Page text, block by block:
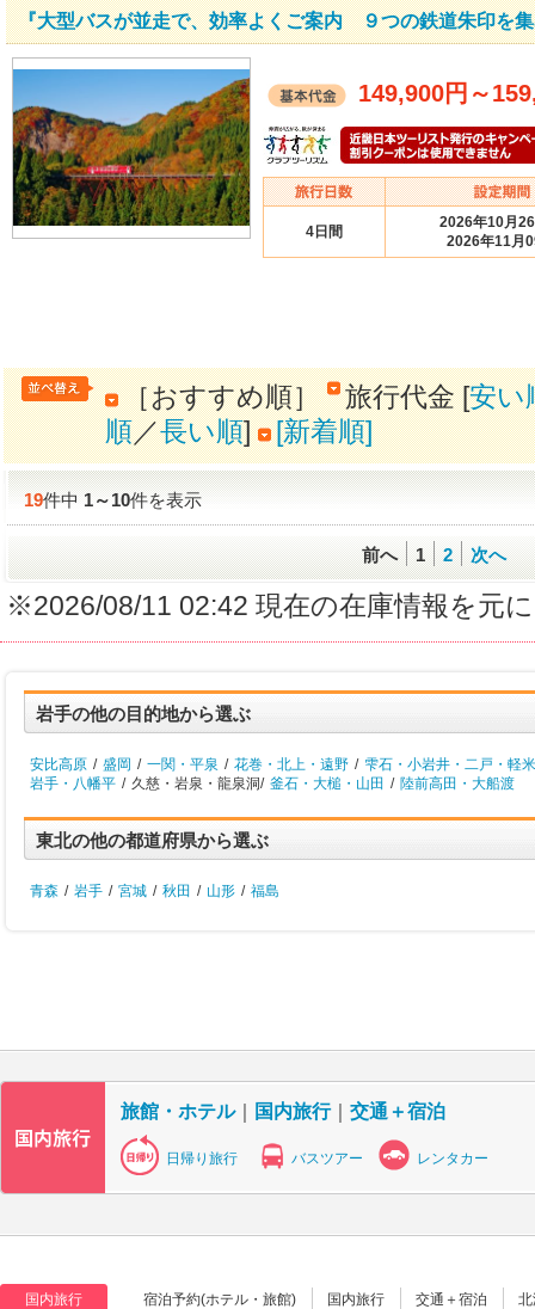
『大型バスが並走で、効率よくご案内 ９つの鉄道朱印を
149,900円 ～
4日間
2026年10月
2026年11月
［おすすめ順］ 旅行代金 [安い
順／長い順] [新着順]
19件中1～10件を表示
前へ 1 2 次へ
※2026/08/11 02:42 現在の在庫情報を元
岩手の他の目的地から選ぶ
安比高原 / 盛岡 / 一関・平泉 / 花巻・北上・遠野 / 雫石・小岩井・二戸・軽米
岩手・八幡平 / 久慈・岩泉・龍泉洞/ 釜石・大槌・山田 / 陸前高田・大船渡
東北の他の都道府県から選ぶ
青森 / 岩手 / 宮城 / 秋田 / 山形 / 福島
旅館・ホテル｜ 国内旅行｜ 交通＋宿泊
日帰り旅行 バスツアー レンタカー
国内旅行 宿泊予約(ホテル・旅館) 国内旅行 交通＋宿泊